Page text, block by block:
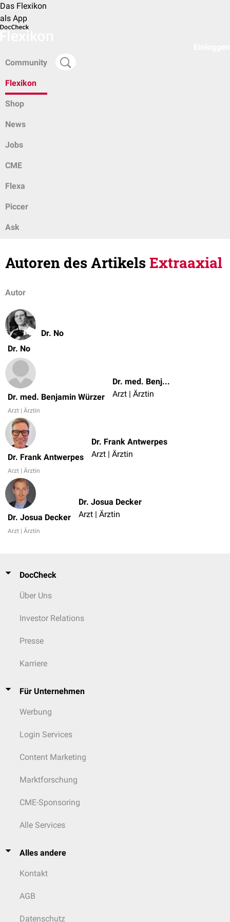
Das Flexikon
als App
Community
Flexikon
Shop
News
Jobs
CME
Flexa
Piccer
Ask
Autoren des ArtikelsExtraaxial
Autor
Dr. No
Dr. No
Dr. med. Benjamin Würzer
Arzt | Ärztin
Dr. med. Benjamin Würzer
Arzt | Ärztin
Dr. Frank Antwerpes
Arzt | Ärztin
Dr. Frank Antwerpes
Arzt | Ärztin
Dr. Josua Decker
Arzt | Ärztin
Dr. Josua Decker
Arzt | Ärztin
DocCheck
Über Uns
Investor Relations
Presse
Karriere
Für Unternehmen
Werbung
Login Services
Content Marketing
Marktforschung
CME-Sponsoring
Alle Services
Alles andere
Kontakt
AGB
Datenschutz